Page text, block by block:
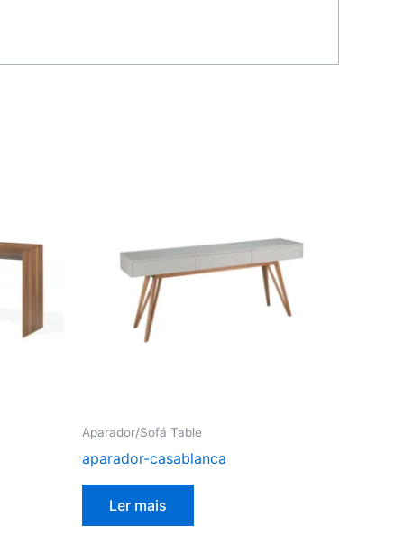
Aparador/Sofá Table
aparador-casablanca
Ler mais